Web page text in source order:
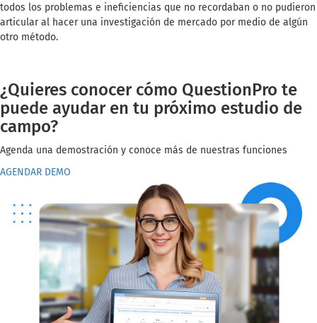
todos los problemas e ineficiencias que no recordaban o no pudieron
articular al hacer una investigación de mercado por medio de algún
otro método.
¿Quieres conocer cómo QuestionPro te
puede ayudar en tu próximo estudio de
campo?
Agenda una demostración y conoce más de nuestras funciones
AGENDAR DEMO